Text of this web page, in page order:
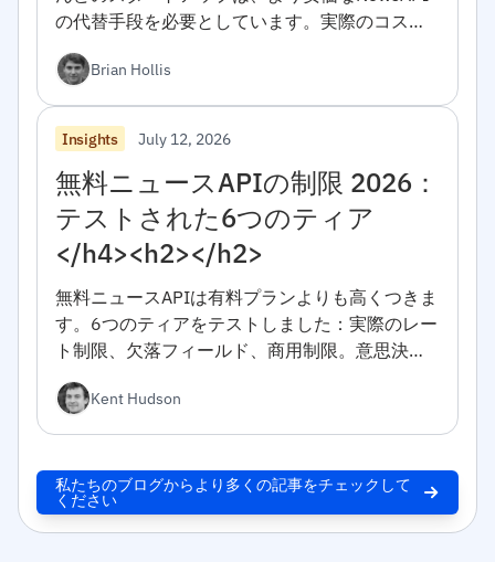
の代替手段を必要としています。実際のコスト
コード。</h4><h2></h2>
Brian Hollis
Insights July 12, 2026
無料ニュースAPIの制限 2026：
テストされた6つのティア
</h4><h2></h2>
無料ニュースAPIは有料プランよりも高くつきま
す。6つのティアをテストしました：実際のレー
ト制限、欠落フィールド、商用制限。意思決定
Kent Hudson
私たちのブログからより多くの記事をチェックして
ください